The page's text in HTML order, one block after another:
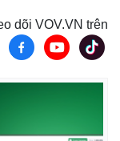
dõi VOV.VN trên